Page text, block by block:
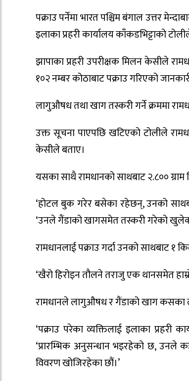
पक्राउ पर्नेमा भारत पश्चिम बंगाल उत्तर
इलाका प्रहरी कार्यालय काँकडभिट्टाको
झापाका प्रहरी उपरीक्षक मिलन केसीले
१०२ नम्बर कोठाबाट पक्राउ गरिएको
लागुऔषध तथा खाग तस्करी गर्ने क्रममा
उक्त सूचना पाएपछि खटिएको टोलीले
केसीले बताए।
यसका साथै रामधानको साथबाट २.८००
‘होटल बुक गरेर बसेका रहेछन्, उनको
‘उनले गैंडाको खागसमेत तस्करी गरेको
रामधानलाई पक्राउ गर्दा उनको साथबाट १
‘खैरो हिरोइन तौलने तराजु एक थानसमेत
रामधानले लागुऔषध र गैंडाको खाग कसका
‘पक्राउ परेका व्यक्तिलाई इलाका प्रहरी
‘प्रारम्भिक अनुसन्धान भइरहेको छ, उनले
विवरण खोजिरहेका छौं।’